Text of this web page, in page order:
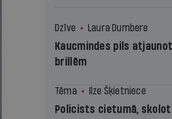
Dzīve Laura Dumbere
Kaucmindes pils
brillēm
Tēma Ilze Šķietniece
Policists cietumā,